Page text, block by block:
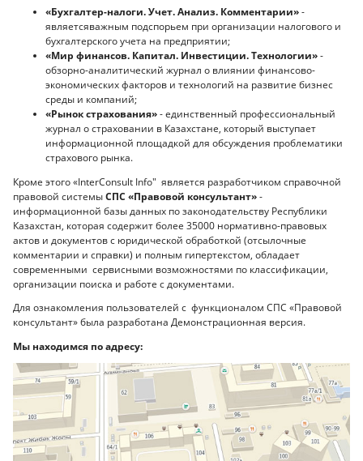
«Бухгалтер-налоги. Учет. Анализ. Комментарии»-
являетсяважным подспорьем при организации налогового и
бухгалтерского учета на предприятии;
«Мир финансов. Капитал. Инвестиции. Технологии»-
обзорно-аналитический журнал о влиянии финансово-
экономических факторов и технологий на развитие бизнес
среды и компаний;
«Рынок страхования»- единственный профессиональный
журнал о страховании в Казахстане, который выступает
информационной площадкой для обсуждения проблематики
страхового рынка.
Кроме этого «InterConsult Info" является разработчиком справочной
правовой системыСПС «Правовой консультант»-
информационной базы данных по законодательству Республики
Казахстан, которая содержит более 35000 нормативно-правовых
актов и документов с юридической обработкой (отсылочные
комментарии и справки) и полным гипертекстом, обладает
современными сервисными возможностями по классификации,
организации поиска и работе с документами.
Для ознакомления пользователей с функционалом СПС «Правовой
консультант» была разработана Демонстрационная версия.
Мы находимся по адресу: